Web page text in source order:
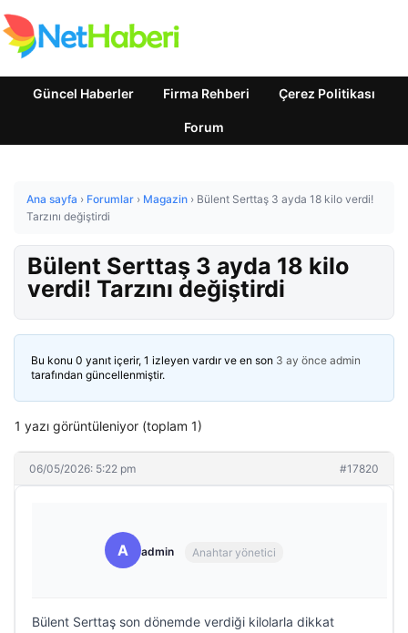
Güncel Haberler Firma Rehberi Çerez Politikası
Forum
Ana sayfa › Forumlar › Magazin › Bülent Serttaş 3 ayda 18 kilo verdi!
Tarzını değiştirdi
Bülent Serttaş 3 ayda 18 kilo
verdi! Tarzını değiştirdi
Bu konu 0 yanıt içerir, 1 izleyen vardır ve en son 3 ay önce admin
tarafından güncellenmiştir.
1 yazı görüntüleniyor (toplam 1)
06/05/2026: 5:22 pm #17820
A admin Anahtar yönetici
Bülent Serttaş son dönemde verdiği kilolarla dikkat